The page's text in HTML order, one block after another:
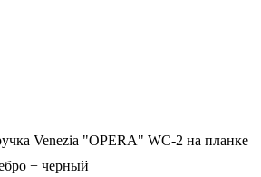
Venezia "OPERA" WC-2 на планке
+ черный